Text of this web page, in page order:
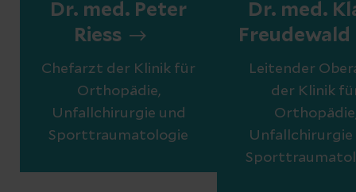
Dr. med. Peter
Riess
Chefarzt der Klinik für
Orthopädie,
Unfallchirurgie und
Sporttraumatologie
Dr. med.
Freudewald
Leitender
der Klinik
Unfallchirurgie